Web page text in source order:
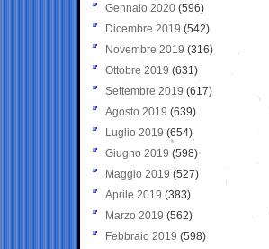
Gennaio 2020 (596)
Dicembre 2019 (542)
Novembre 2019 (316)
Ottobre 2019 (631)
Settembre 2019 (617)
Agosto 2019 (639)
Luglio 2019 (654)
Giugno 2019 (598)
Maggio 2019 (527)
Aprile 2019 (383)
Marzo 2019 (562)
Febbraio 2019 (598)